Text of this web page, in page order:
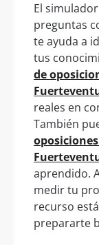
El
preguntas
te ayuda a
tus
de
reales en
También
aprendido.
medir tu
recurso
prepararte